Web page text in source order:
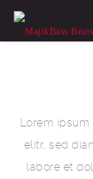
Lorem
elitr, sed
labore et